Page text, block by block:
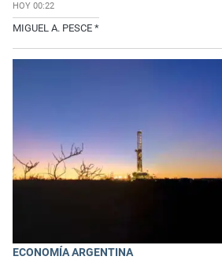
HOY 00:22
MIGUEL A. PESCE *
ECONOMÍA ARGENTINA